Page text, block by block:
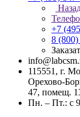
+7
8 (800)
115551, г.
Орехово-
47, помещ.
Пн. – Пт.: с